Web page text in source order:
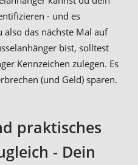
- und es
das nächste Mal auf
bist, solltest
Kennzeichen zulegen. Es
(und Geld) sparen.
praktisches
- Dein